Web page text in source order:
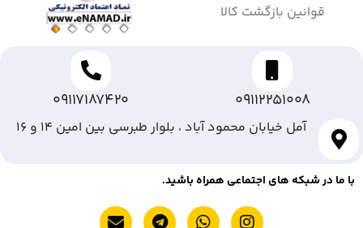
قوانین بازگشت کالا
09112251008
09117187420
آمل خیابان محمود آباد ، بلوار طبرسی بین امین ۱۴ و ۱۶
با ما در شبکه های اجتماعی همراه باشید.